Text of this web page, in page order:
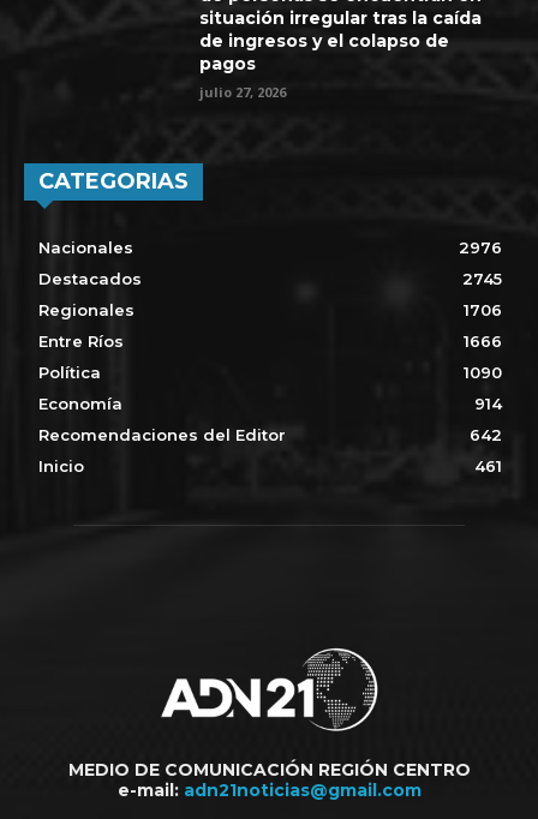
situación irregular tras la caída
de ingresos y el colapso de
pagos
julio 27, 2026
CATEGORIAS
Nacionales
2976
Destacados
2745
Regionales
1706
Entre Ríos
1666
Política
1090
Economía
914
Recomendaciones del Editor
642
Inicio
461
MEDIO DE COMUNICACIÓN REGIÓN CENTRO
e-mail: adn21noticias@gmail.com